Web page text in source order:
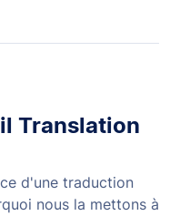
Translation
d'une traduction
nous la mettons à